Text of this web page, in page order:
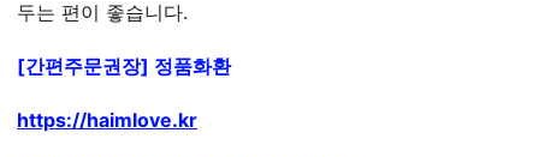
두는 편이 좋습니다.
[간편주문권장] 정품화환
https://haimlove.kr